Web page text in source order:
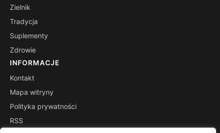
Zielnik
Tradycja
Suplementy
Zdrowie
INFORMACJE
Kontakt
Mapa witryny
Polityka prywatności
RSS